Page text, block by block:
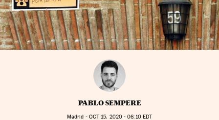
PABLO SEMPERE
Madrid - OCT15, 2020 - 06:10EDT